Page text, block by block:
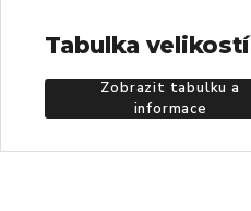
Tabulka velikostí
Zobrazit tabulku a
informace